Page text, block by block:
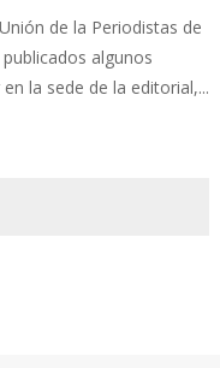
de la Periodistas de
algunos
la sede de la editorial,...